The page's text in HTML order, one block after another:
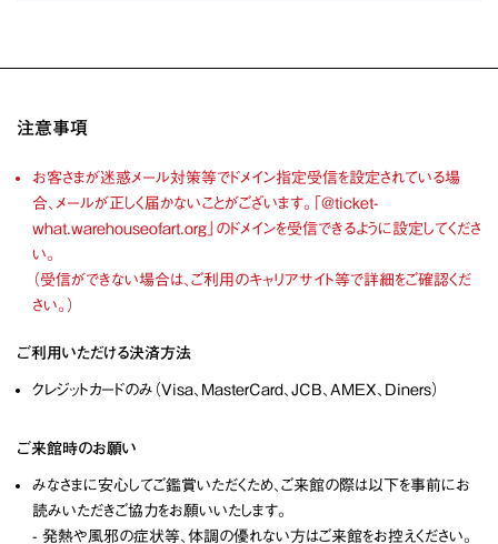
注意事項
お客さまが迷惑メール対策等でドメイン指定受信を設定されている場
合、メールが正しく届かないことがございます。「@ticket-
what.warehouseofart.org」のドメインを受信できるように設定してくださ
い。
（受信ができない場合は、ご利用のキャリアサイト等で詳細をご確認くだ
さい。）
ご利用いただける決済方法
クレジットカードのみ（Visa、MasterCard、JCB、AMEX、Diners）
ご来館時のお願い
みなさまに安心してご鑑賞いただくため、ご来館の際は以下を事前にお
読みいただきご協力をお願いいたします。
- 発熱や風邪の症状等、体調の優れない方はご来館をお控えください。